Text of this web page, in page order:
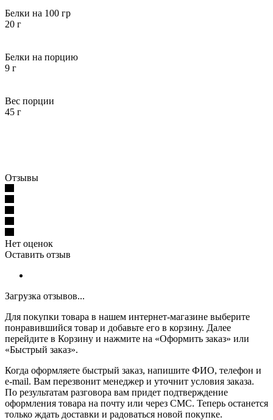
Белки на 100 гр
20 г
Белки на порцию
9 г
Вес порции
45 г
Отзывы
Нет оценок
Оставить отзыв
Загрузка отзывов...
Для покупки товара в нашем интернет-магазине выберите
понравившийся товар и добавьте его в корзину. Далее
перейдите в Корзину и нажмите на «Оформить заказ» или
«Быстрый заказ».
Когда оформляете быстрый заказ, напишите ФИО, телефон и
e-mail. Вам перезвонит менеджер и уточнит условия заказа.
По результатам разговора вам придет подтверждение
оформления товара на почту или через СМС. Теперь останется
только ждать доставки и радоваться новой покупке.